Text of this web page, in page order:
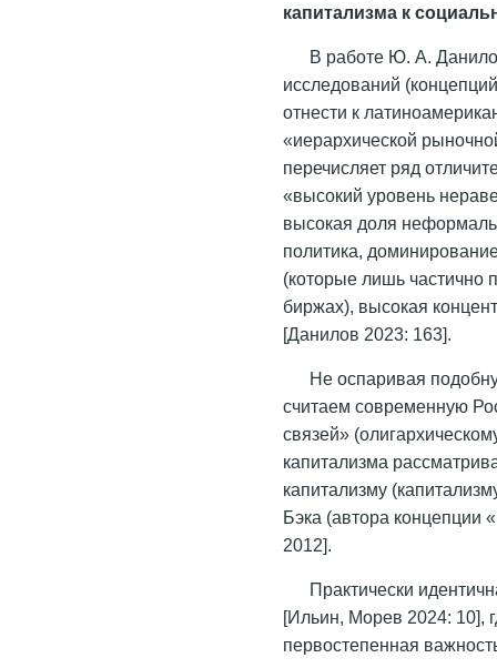
капитализма к
В работе Ю. А.
исследований
отнести к
«иерархической
перечисляет ряд
«высокий уровень
высокая доля
политика,
(которые лишь
биржах), высокая
[Данилов 2023: 163].
Не оспаривая
считаем современную
связей»
капитализма
капитализму
Бэка (автора концепции
2012].
Практически
[Ильин, Морев 2024: 10],
первостепенная